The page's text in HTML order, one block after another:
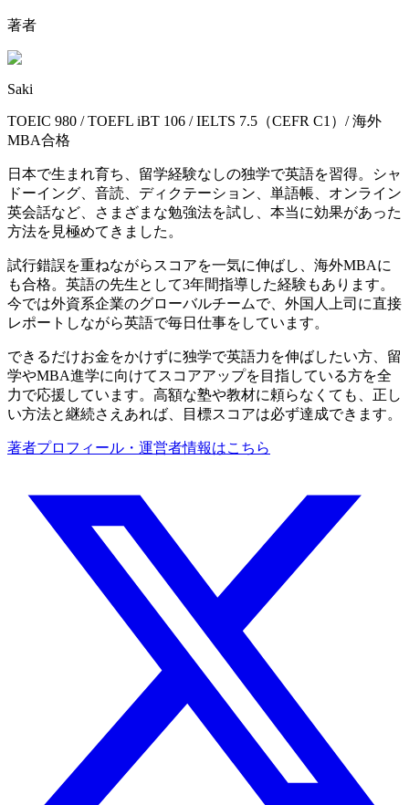
著者
Saki
TOEIC 980 / TOEFL iBT 106 / IELTS 7.5（CEFR C1）/ 海外
MBA合格
日本で生まれ育ち、留学経験なしの独学で英語を習得。シャ
ドーイング、音読、ディクテーション、単語帳、オンライン
英会話など、さまざまな勉強法を試し、本当に効果があった
方法を見極めてきました。
試行錯誤を重ねながらスコアを一気に伸ばし、海外MBAに
も合格。英語の先生として3年間指導した経験もあります。
今では外資系企業のグローバルチームで、外国人上司に直接
レポートしながら英語で毎日仕事をしています。
できるだけお金をかけずに独学で英語力を伸ばしたい方、留
学やMBA進学に向けてスコアアップを目指している方を全
力で応援しています。高額な塾や教材に頼らなくても、正し
い方法と継続さえあれば、目標スコアは必ず達成できます。
著者プロフィール・運営者情報はこちら